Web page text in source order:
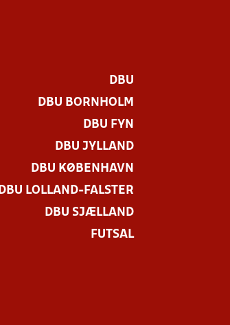
DBU
DBU BORNHOLM
DBU FYN
DBU JYLLAND
DBU KØBENHAVN
DBU LOLLAND-FALSTER
DBU SJÆLLAND
FUTSAL